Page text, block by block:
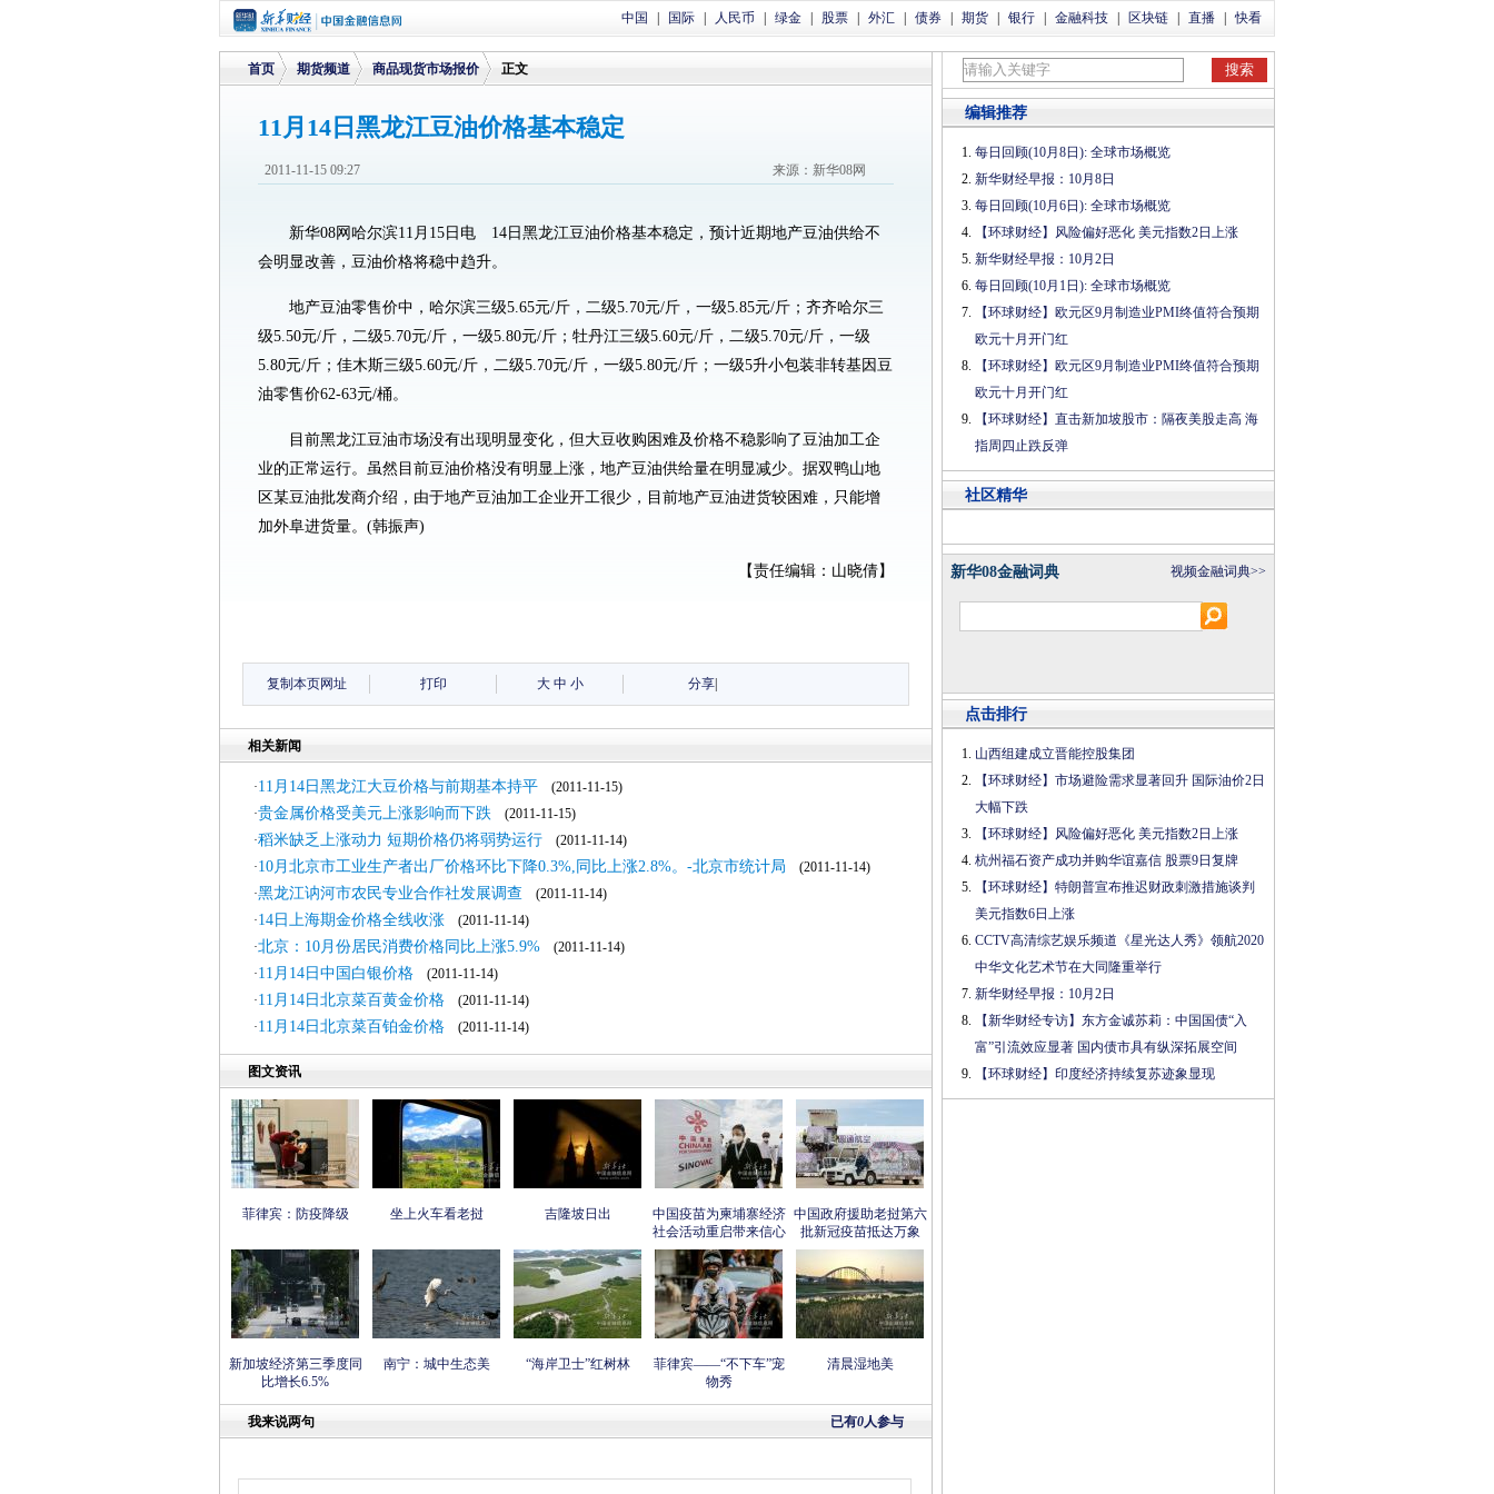
中国 国际 人民币 绿金 股票 外汇 债券 期货 银行 金融科技 区块链 直播 快看
首页
>
期货频道
>
商品现货市场报价 正文
11月14日黑龙江豆油价格基本稳定
来源：新华08网
2011-11-15 09:27
新华08网哈尔滨11月15日电 14日黑龙江豆油价格基本稳定，预计近期地产豆油供给不
会明显改善，豆油价格将稳中趋升。
地产豆油零售价中，哈尔滨三级5.65元/斤，二级5.70元/斤，一级5.85元/斤；齐齐哈尔三
级5.50元/斤，二级5.70元/斤，一级5.80元/斤；牡丹江三级5.60元/斤，二级5.70元/斤，一级
5.80元/斤；佳木斯三级5.60元/斤，二级5.70元/斤，一级5.80元/斤；一级5升小包装非转基因豆
油零售价62-63元/桶。
目前黑龙江豆油市场没有出现明显变化，但大豆收购困难及价格不稳影响了豆油加工企
业的正常运行。虽然目前豆油价格没有明显上涨，地产豆油供给量在明显减少。据双鸭山地
区某豆油批发商介绍，由于地产豆油加工企业开工很少，目前地产豆油进货较困难，只能增
加外阜进货量。(韩振声)
【责任编辑：山晓倩】
复制本页网址 打印 大 中 小 分享
相关新闻
·11月14日黑龙江大豆价格与前期基本持平 (2011-11-15)
·贵金属价格受美元上涨影响而下跌 (2011-11-15)
·稻米缺乏上涨动力 短期价格仍将弱势运行 (2011-11-14)
·10月北京市工业生产者出厂价格环比下降0.3%,同比上涨2.8%。-北京市统计局 (2011-11-14)
·黑龙江讷河市农民专业合作社发展调查 (2011-11-14)
·14日上海期金价格全线收涨 (2011-11-14)
·北京：10月份居民消费价格同比上涨5.9% (2011-11-14)
·11月14日中国白银价格 (2011-11-14)
·11月14日北京菜百黄金价格 (2011-11-14)
·11月14日北京菜百铂金价格 (2011-11-14)
图文资讯
菲律宾：防疫降级 坐上火车看老挝 吉隆坡日出
中国疫苗为柬埔寨经济
社会活动重启带来信心
中国政府援助老挝第六
批新冠疫苗抵达万象
新加坡经济第三季度同
比增长6.5%
南宁：城中生态美 “海岸卫士”红树林
菲律宾——“不下车”宠
物秀
清晨湿地美
已有0人参与
我来说两句
编辑推荐
每日回顾(10月8日): 全球市场概览
新华财经早报：10月8日
每日回顾(10月6日): 全球市场概览
【环球财经】风险偏好恶化 美元指数2日上涨
新华财经早报：10月2日
每日回顾(10月1日): 全球市场概览
【环球财经】欧元区9月制造业PMI终值符合预期
欧元十月开门红
【环球财经】欧元区9月制造业PMI终值符合预期
欧元十月开门红
【环球财经】直击新加坡股市：隔夜美股走高 海
指周四止跌反弹
社区精华
新华08金融词典 视频金融词典>>
点击排行
山西组建成立晋能控股集团
【环球财经】市场避险需求显著回升 国际油价2日
大幅下跌
【环球财经】风险偏好恶化 美元指数2日上涨
杭州福石资产成功并购华谊嘉信 股票9日复牌
【环球财经】特朗普宣布推迟财政刺激措施谈判
美元指数6日上涨
CCTV高清综艺娱乐频道《星光达人秀》领航2020
中华文化艺术节在大同隆重举行
新华财经早报：10月2日
【新华财经专访】东方金诚苏莉：中国国债“入
富”引流效应显著 国内债市具有纵深拓展空间
【环球财经】印度经济持续复苏迹象显现